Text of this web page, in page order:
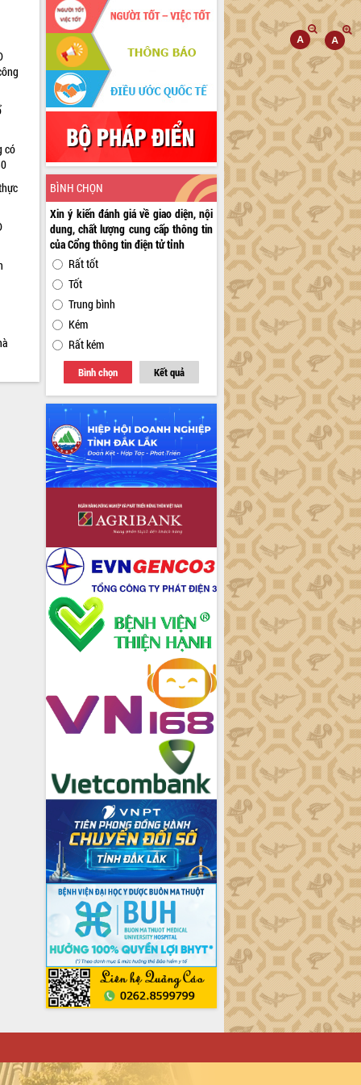
có
BÌNH CHỌN
Xin ý kiến đánh giá về giao diện, nội
dung, chất lượng cung cấp thông tin
của Cổng thông tin điện tử tỉnh
Rất tốt
Tốt
Trung bình
Kém
Rất kém
Bình chọn Kết quả